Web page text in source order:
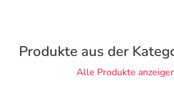
Produkte aus der
Alle Produkte